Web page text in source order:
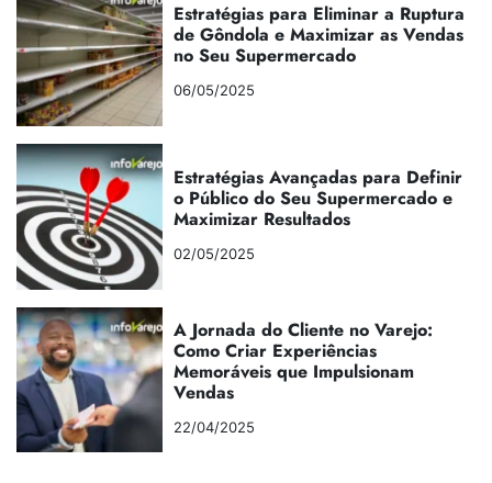
Estratégias para Eliminar a Ruptura
de Gôndola e Maximizar as Vendas
no Seu Supermercado
06/05/2025
Estratégias Avançadas para Definir
o Público do Seu Supermercado e
Maximizar Resultados
02/05/2025
A Jornada do Cliente no Varejo:
Como Criar Experiências
Memoráveis que Impulsionam
Vendas
22/04/2025